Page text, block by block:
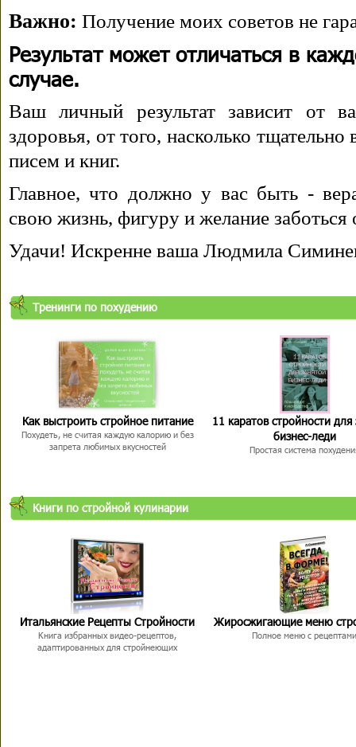
Важно: Получение моих советов не
Результат может отличаться в
случае.
Ваш личный результат зависит от
здоровья, от того, насколько
писем и книг.
Главное, что должно у вас быть -
свою жизнь, фигуру и желание заботься
Удачи! Искренне ваша Людмила
Тренинги по похудению
Как выстроить стройное питание
Похудеть, не считая каждую калорию и без
запрета любимых вкусностей
11 каратов стройности для
бизнес-леди
Простая система
Книги по стройной кулинарии
Итальянские Рецепты Стройности
Книга избранных видео-рецептов,
адаптированных для стройнеющих
Жиросжигающие меню
Полное меню с рецептами